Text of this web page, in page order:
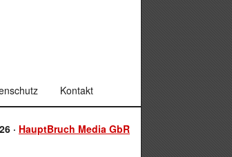
Kontakt
· HauptBruch Media GbR